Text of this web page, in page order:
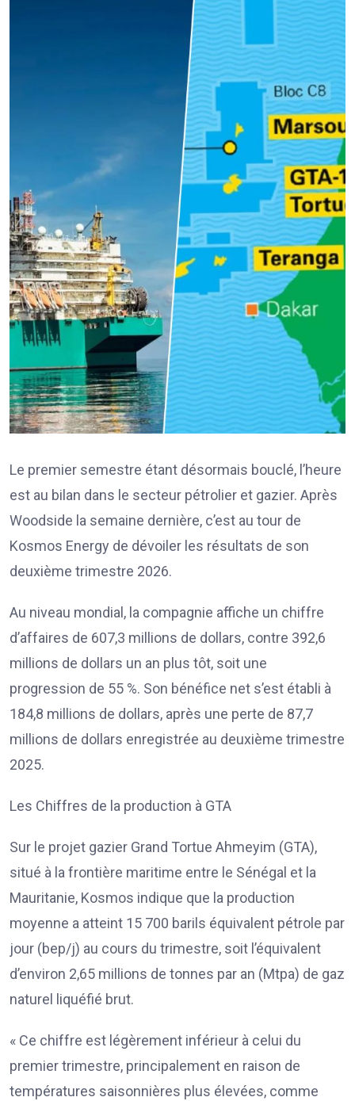
Le premier semestre étant désormais bouclé, l’heure
est au bilan dans le secteur pétrolier et gazier. Après
Woodside la semaine dernière, c’est au tour de
Kosmos Energy de dévoiler les résultats de son
deuxième trimestre 2026.
Au niveau mondial, la compagnie affiche un chiffre
d’affaires de 607,3 millions de dollars, contre 392,6
millions de dollars un an plus tôt, soit une
progression de 55 %. Son bénéfice net s’est établi à
184,8 millions de dollars, après une perte de 87,7
millions de dollars enregistrée au deuxième trimestre
2025.
Les Chiffres de la production à GTA
Sur le projet gazier Grand Tortue Ahmeyim (GTA),
situé à la frontière maritime entre le Sénégal et la
Mauritanie, Kosmos indique que la production
moyenne a atteint 15 700 barils équivalent pétrole par
jour (bep/j) au cours du trimestre, soit l’équivalent
d’environ 2,65 millions de tonnes par an (Mtpa) de gaz
naturel liquéfié brut.
« Ce chiffre est légèrement inférieur à celui du
premier trimestre, principalement en raison de
températures saisonnières plus élevées, comme